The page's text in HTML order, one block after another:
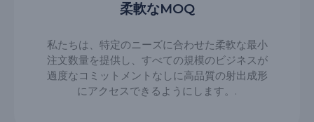
柔軟なMOQ
私たちは、特定のニーズに合わせた柔軟な最小
注文数量を提供し、すべての規模のビジネスが
過度なコミットメントなしに高品質の射出成形
にアクセスできるようにします。.